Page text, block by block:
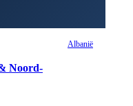
Albanië
Noord-